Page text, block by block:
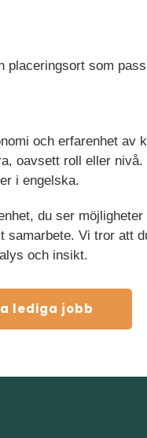
placeringsort som
och erfarenhet av
oavsett roll eller
i engelska.
du ser
Vi tror att
och insikt.
lediga jobb